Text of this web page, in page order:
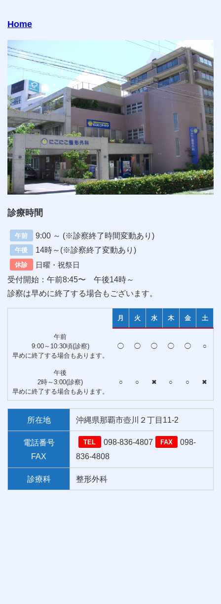
Home
診療時間
午前 9:00 ～ (※診察終了時間変動あり)
午後 14時～(※診察終了変動あり)
休診 日曜・祝祭日
受付開始：午前8:45〜 午後14時～
診察は早めに終了する場合もございます。
月 火 水 木 金 土
午前
9:00～10:30頃(診察)
早めに終了する場合もあります。
◯ ◯ ◯ ◯ ◯ ○
午後
2時～3:00(診察)
早めに終了する場合もあります。
○ ○ ✖ ○ ○ ✖
所在地 沖縄県那覇市壺川２丁目11-2
電話番号
FAX
TEL 098-836-4807 FAX
098-
836-4808
診療科 整形外科